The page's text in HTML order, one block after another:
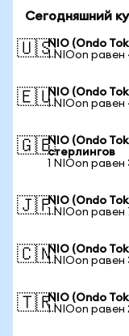
Сегодняшний
🇺🇸NIO (Ondo
1 NIOon равен
🇪🇺NIO (Ondo
1 NIOon равен
🇬🇧NIO (Ondo
стерлингов
1 NIOon равен
🇯🇵NIO (Ondo
1 NIOon равен
🇨🇳NIO (Ondo
1 NIOon равен
🇹🇷NIO (Ondo
1 NIOon равен